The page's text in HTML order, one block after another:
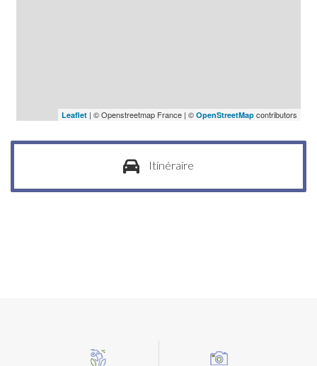
Leaflet | © Openstreetmap France | © OpenStreetMap contributors
Itinéraire